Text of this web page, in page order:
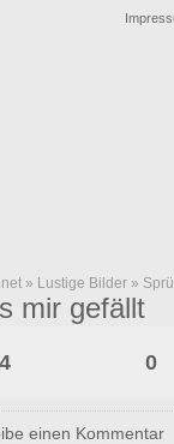
» Lustige Bilder »
mir gefällt
0
einen Kommentar